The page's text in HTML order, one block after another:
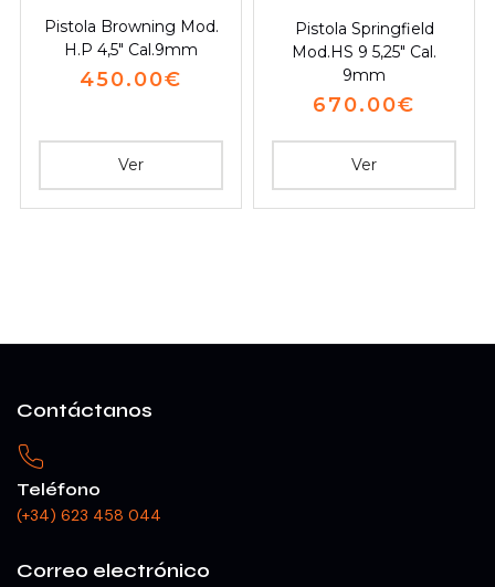
Pistola Browning Mod.
H.P 4,5″ Cal.9mm
450.00€
Ver
Pistola Springfield
Mod.HS 9 5,25″ Cal.
9mm
670.00€
Ver
Contáctanos
Teléfono
(+34) 623 458 044
Correo electrónico